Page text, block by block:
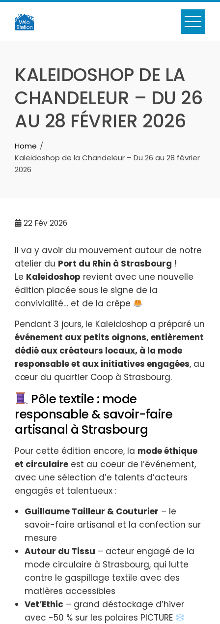
Skip
content
KALEIDOSHOP DE LA
CHANDELEUR – DU 26
AU 28 FÉVRIER 2026
Home
Kaleidoshop de la Chandeleur – Du 26 au 28 février
2026
22 Fév 2026
Il va y avoir du mouvement autour de notre
atelier du Port du Rhin à Strasbourg !
Le Kaleidoshop revient avec une nouvelle
édition placée sous le signe de la
convivialité… et de la crêpe
Pendant 3 jours, le Kaleidoshop a préparé un
événement aux petits oignons, entièrement
dédié aux créateurs locaux, à la mode
responsable et aux initiatives engagées, au
cœur du quartier Coop à Strasbourg.
Pôle textile : mode
responsable & savoir-faire
artisanal à Strasbourg
Pour cette édition encore, la mode éthique
et circulaire est au coeur de l’événement,
avec une sélection d’e talents d’acteurs
engagés et talentueux :
Guillaume Tailleur & Couturier – le
savoir-faire artisanal et la confection sur
mesure
Autour du Tissu – acteur engagé de la
mode circulaire à Strasbourg, qui lutte
contre le gaspillage textile avec des
matières accessibles
Vet’Ethic – grand déstockage d’hiver
avec -50 % sur les polaires PICTURE